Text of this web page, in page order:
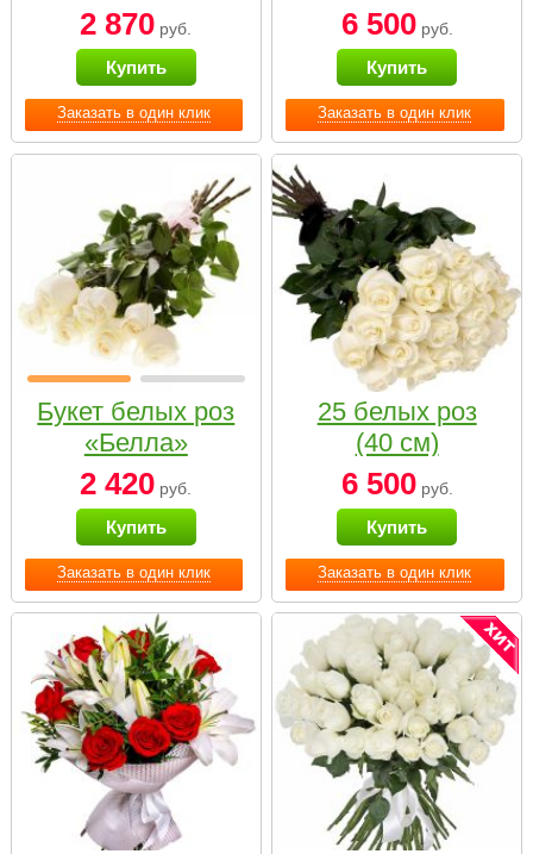
Заказать в один клик
2 870 руб.
Купить
Заказать в один клик
6 500руб.
Купить
Заказать в один клик
Букет белых роз
«Белла»
2 420 руб.
Купить
Заказать в один клик
25 белых роз
(40 см)
6 500руб.
Купить